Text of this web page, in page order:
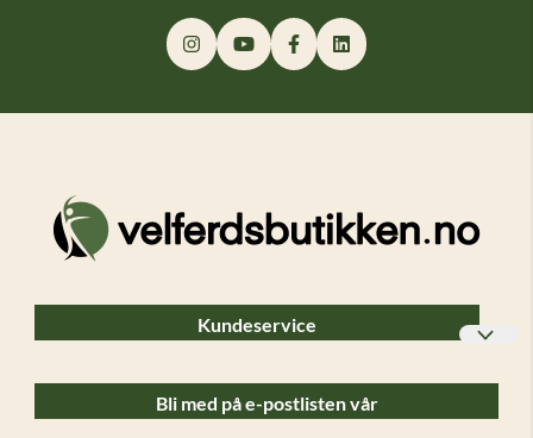
Kundeservice
Ofte stilte spørsmål (FAQ)
Bli med på e-postlisten vår